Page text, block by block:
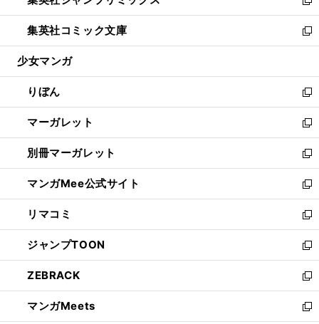
開
く
ウ
で
開
ン
ド
ウ
開
く
ウ
ィ
ン
ウ
で
開
く
新
し
い
ウ
ン
ド
ウ
で
開
く
集英社コミック文庫
新
し
ウ
ィ
ン
ド
ウ
で
開
く
少女マンガ
りぼん
新
し
い
ウ
ィ
ン
ド
ウ
で
開
く
マーガレット
新
し
い
ウ
ィ
ン
ド
ウ
で
開
く
別冊マーガレット
新
し
い
ウ
ィ
ン
ド
ウ
で
開
く
マンガMee公式サイト
新
し
い
ウ
ィ
ン
ド
ウ
で
開
リマコミ
新
し
い
ウ
ィ
ン
ド
ジャンプTOON
新
し
い
ウ
ィ
ZEBRACK
新
し
い
マンガMeets
新